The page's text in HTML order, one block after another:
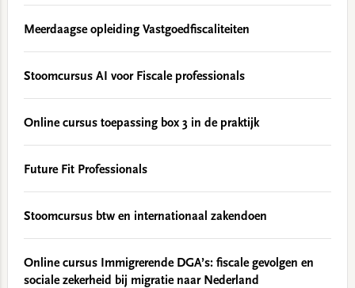
Meerdaagse opleiding Vastgoedfiscaliteiten
Stoomcursus AI voor Fiscale professionals
Online cursus toepassing box 3 in de praktijk
Future Fit Professionals
Stoomcursus btw en internationaal zakendoen
Online cursus Immigrerende DGA’s: fiscale gevolgen en
sociale zekerheid bij migratie naar Nederland